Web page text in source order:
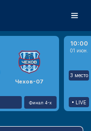
Чехов-07
Финал 4-х
10:00
01 июн.
3 место
LIVE